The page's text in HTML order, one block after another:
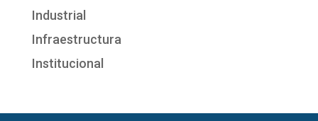
Industrial
Infraestructura
Institucional